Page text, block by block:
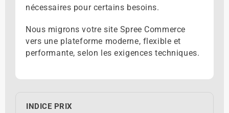
nécessaires pour certains besoins.
Nous migrons votre site Spree Commerce
vers une plateforme moderne, flexible et
performante, selon les exigences techniques.
INDICE PRIX